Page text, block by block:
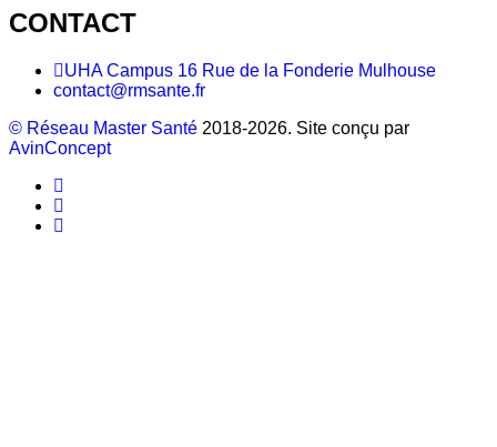
CONTACT
UHA Campus 16 Rue de la Fonderie Mulhouse
contact@rmsante.fr
© Réseau Master Santé 2018-2026. Site conçu par
AvinConcept
Lien
Facebook
Lien
Linkedin
Youtube